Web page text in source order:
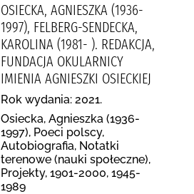
OSIECKA, AGNIESZKA (1936-
1997), FELBERG-SENDECKA,
KAROLINA (1981- ). REDAKCJA,
FUNDACJA OKULARNICY
IMIENIA AGNIESZKI OSIECKIEJ
Rok wydania: 2021.
Osiecka, Agnieszka (1936-
1997), Poeci polscy,
Autobiografia, Notatki
terenowe (nauki społeczne),
Projekty, 1901-2000, 1945-
1989